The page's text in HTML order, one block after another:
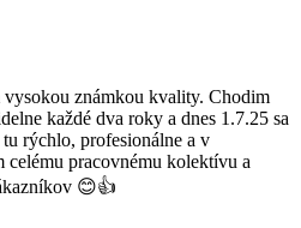
známkou kvality. Chodim
každé dva roky a dnes 1.7.25 sa
rýchlo, profesionálne a v
pracovnému kolektívu a
😊👍